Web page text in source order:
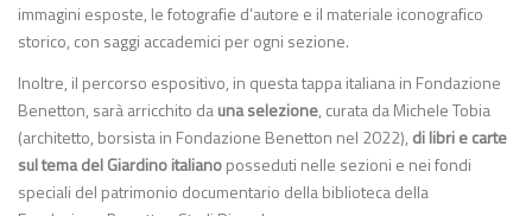
immagini esposte, le fotografie d’autore e il materiale iconografico
storico, con saggi accademici per ogni sezione.
Inoltre, il percorso espositivo, in questa tappa italiana in Fondazione
Benetton, sarà arricchito dauna selezione, curata da Michele Tobia
(architetto, borsista in Fondazione Benetton nel 2022), di libri e carte
sul tema del Giardino italianoposseduti nelle sezioni e nei fondi
speciali del patrimonio documentario della biblioteca della